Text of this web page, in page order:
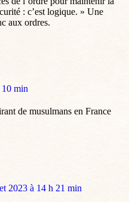
: c’est logique. » Une
aux ordres.
min
de musulmans en France
2023 à 14 h 21 min